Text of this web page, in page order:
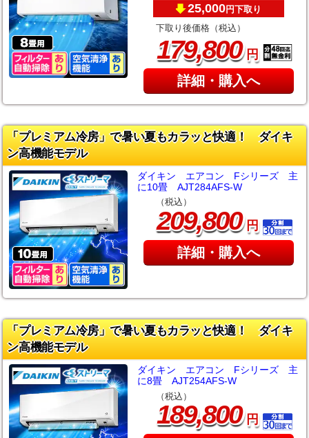
25,000円下取り
下取り後価格（税込）
179,800円
詳細・購入へ
「プレミアム冷房」で暑い夏もカラッと快適！ ダイキ
ン高機能モデル
ダイキン エアコン Fシリーズ 主
に10畳 AJT284AFS-W
（税込）
209,800円
詳細・購入へ
「プレミアム冷房」で暑い夏もカラッと快適！ ダイキ
ン高機能モデル
ダイキン エアコン Fシリーズ 主
に8畳 AJT254AFS-W
（税込）
189,800円